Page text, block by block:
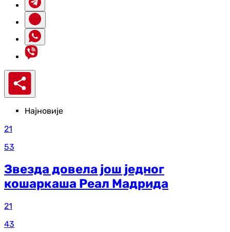
Најновије
21
53
Звезда довела још једног
кошаркаша Реал Мадрида
21
43